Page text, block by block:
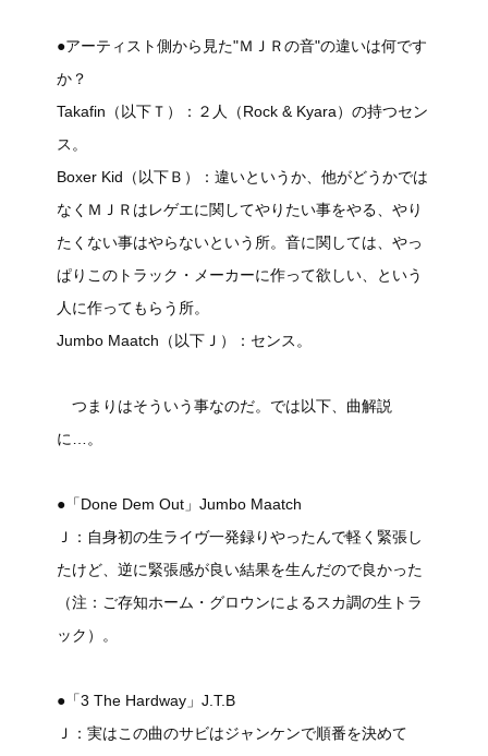
●アーティスト側から見た"ＭＪＲの音"の違いは何です
か？
Takafin（以下Ｔ）：２人（Rock & Kyara）の持つセン
ス。
Boxer Kid（以下Ｂ）：違いというか、他がどうかでは
なくＭＪＲはレゲエに関してやりたい事をやる、やり
たくない事はやらないという所。音に関しては、やっ
ぱりこのトラック・メーカーに作って欲しい、という
人に作ってもらう所。
Jumbo Maatch（以下Ｊ）：センス。
つまりはそういう事なのだ。では以下、曲解説
に…。
●「Done Dem Out」Jumbo Maatch
Ｊ：自身初の生ライヴ一発録りやったんで軽く緊張し
たけど、逆に緊張感が良い結果を生んだので良かった
（注：ご存知ホーム・グロウンによるスカ調の生トラ
ック）。
●「3 The Hardway」J.T.B
Ｊ：実はこの曲のサビはジャンケンで順番を決めて